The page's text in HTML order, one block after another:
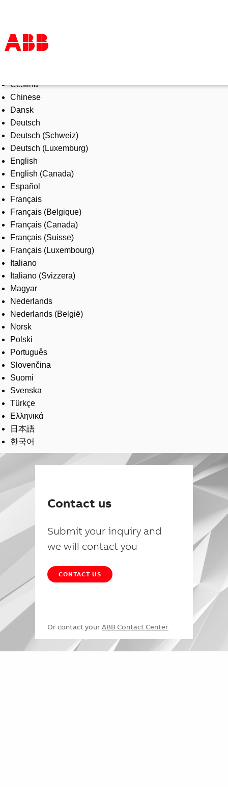
Products & Solutions
Industries
Services
About us
Where to buy
Contact us
Careers
Čeština
Chinese
Dansk
Deutsch
Deutsch (Schweiz)
Deutsch (Luxemburg)
English
English (Canada)
Español
Français
Français (Belgique)
Français (Canada)
Français (Suisse)
Français (Luxembourg)
Italiano
Italiano (Svizzera)
Magyar
Nederlands
Nederlands (België)
Norsk
Polski
Português
Slovenčina
Suomi
Svenska
Türkçe
Ελληνικά
日本語
한국어
Contact us
Submit your inquiry and
we will contact you
CONTACT US
Or contact your ABB Contact Center